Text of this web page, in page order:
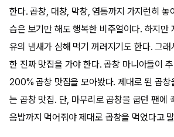
한다. 곱창, 대창, 막창, 염통까지 가지런히 놓
습은 보기만 해도 행복한 비주얼이다. 하지만
유의 냄새가 심해 먹기 꺼려지기도 한다. 그래
한 진짜 맛집을 가야 한다. 곱창 마니아들이
200% 곱창 맛집을 모아봤다. 제대로 된 곱창
는 곱창 맛집. 단, 마무리로 곱창을 굽던 팬에
음밥까지 먹어줘야 제대로 곱창을 먹었다고